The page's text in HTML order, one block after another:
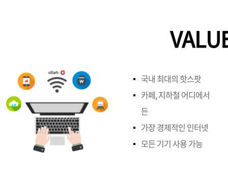
국내 최대의 핫스팟
카페, 지하철 어디에서
든
가장 경제적인 인터넷
모든 기기 사용 가능